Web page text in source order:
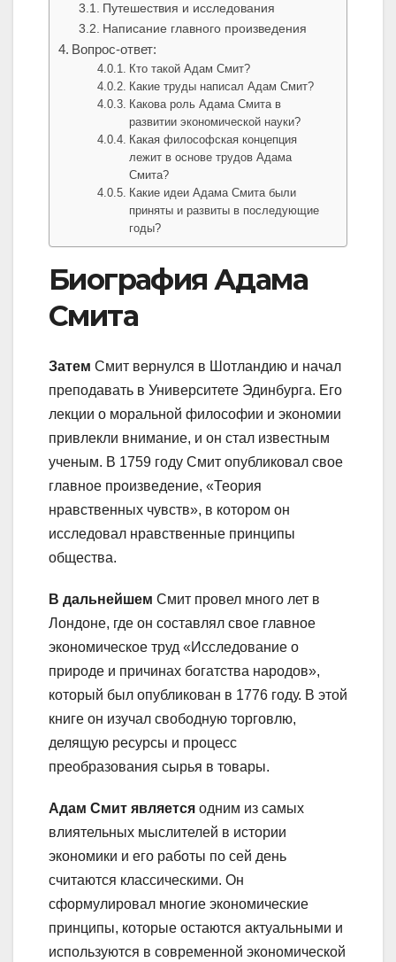
Путешествия и исследования
Написание главного произведения
Вопрос-ответ:
Кто такой Адам Смит?
Какие труды написал Адам Смит?
Какова роль Адама Смита в
развитии экономической науки?
Какая философская концепция
лежит в основе трудов Адама
Смита?
Какие идеи Адама Смита были
приняты и развиты в последующие
годы?
Биография Адама
Смита
Затем Смит вернулся в Шотландию и начал
преподавать в Университете Эдинбурга. Его
лекции о моральной философии и экономии
привлекли внимание, и он стал известным
ученым. В 1759 году Смит опубликовал свое
главное произведение, «Теория
нравственных чувств», в котором он
исследовал нравственные принципы
общества.
В дальнейшем Смит провел много лет в
Лондоне, где он составлял свое главное
экономическое труд «Исследование о
природе и причинах богатства народов»,
который был опубликован в 1776 году. В этой
книге он изучал свободную торговлю,
делящую ресурсы и процесс
преобразования сырья в товары.
Адам Смит является одним из самых
влиятельных мыслителей в истории
экономики и его работы по сей день
считаются классическими. Он
сформулировал многие экономические
принципы, которые остаются актуальными и
используются в современной экономической